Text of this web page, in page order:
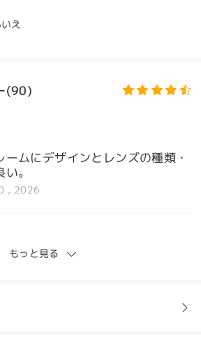
え
(90)
ムにデザインとレンズの種類・
。
, 2026
した。とても軽くて快適です！
最適です。
もっと見る